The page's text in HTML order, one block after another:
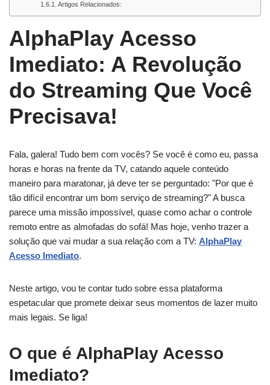
Artigos Relacionados:
AlphaPlay Acesso
Imediato: A Revolução
do Streaming Que Você
Precisava!
Fala, galera! Tudo bem com vocês? Se você é como eu, passa
horas e horas na frente da TV, catando aquele conteúdo
maneiro para maratonar, já deve ter se perguntado: "Por que é
tão difícil encontrar um bom serviço de streaming?" A busca
parece uma missão impossível, quase como achar o controle
remoto entre as almofadas do sofá! Mas hoje, venho trazer a
solução que vai mudar a sua relação com a TV: AlphaPlay
Acesso Imediato.
Neste artigo, vou te contar tudo sobre essa plataforma
espetacular que promete deixar seus momentos de lazer muito
mais legais. Se liga!
O que é AlphaPlay Acesso
Imediato?